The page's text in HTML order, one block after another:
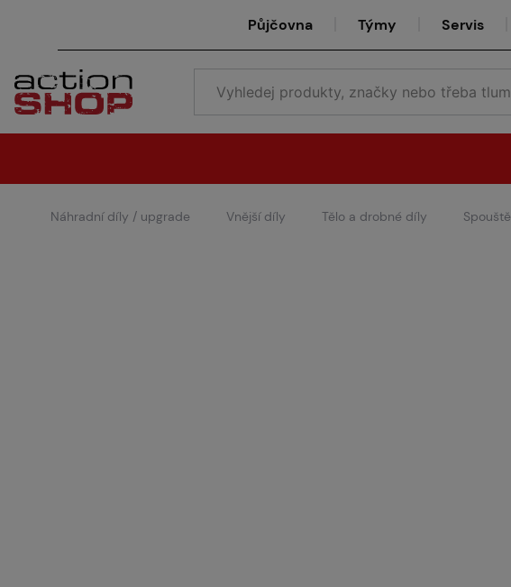
Půjčovna Týmy Servis
Náhradní díly / upgrade Vnější díly Tělo a drobné díly Spouště